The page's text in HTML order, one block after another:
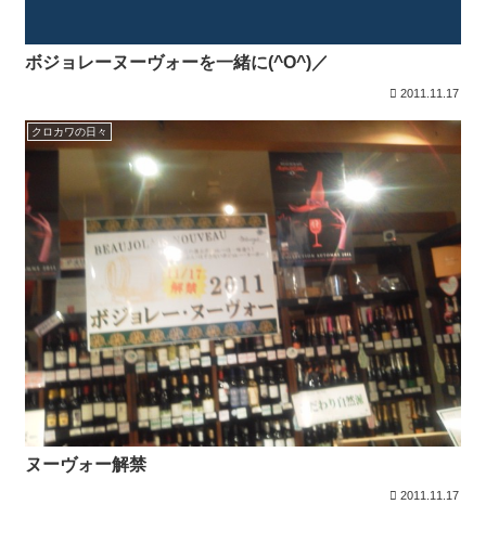
ボジョレーヌーヴォーを一緒に(^O^)／
2011.11.17
クロカワの日々
ヌーヴォー解禁
2011.11.17